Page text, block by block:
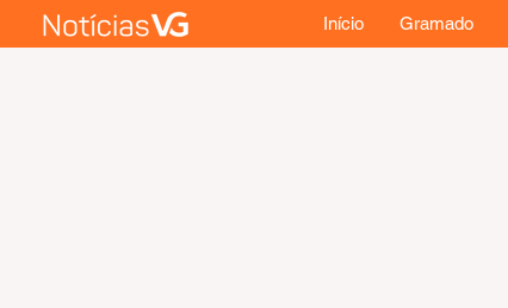
Início Gramado